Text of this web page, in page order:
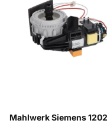
Mahlwerk Siemens